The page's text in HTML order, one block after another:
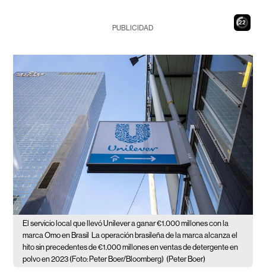
21
PUBLICIDAD
El servicio local que llevó Unilever a ganar €1.000 millones con la
marca Omo en Brasil
La operación brasileña de la marca alcanza el
hito sin precedentes de €1.000 millones en ventas de detergente en
polvo en 2023 (Foto: Peter Boer/Bloomberg) (Peter Boer)